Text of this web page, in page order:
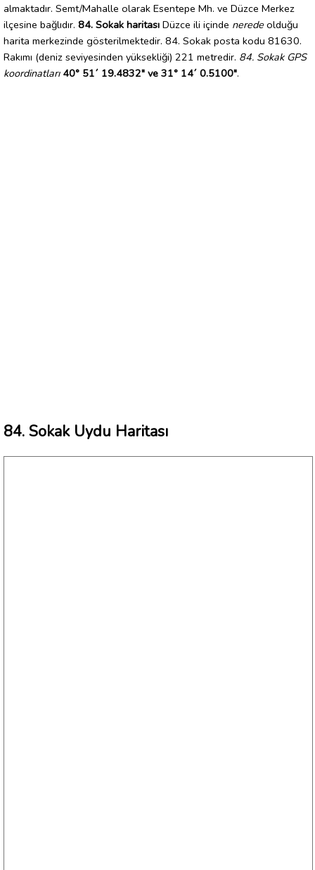
almaktadır. Semt/Mahalle olarak Esentepe Mh. ve Düzce Merkez
ilçesine bağlıdır. 84. Sokak haritası Düzce ili içinde nerede olduğu
harita merkezinde gösterilmektedir. 84. Sokak posta kodu 81630.
Rakımı (deniz seviyesinden yüksekliği) 221 metredir. 84. Sokak GPS
koordinatları 40° 51´ 19.4832" ve 31° 14´ 0.5100".
84. Sokak Uydu Haritası